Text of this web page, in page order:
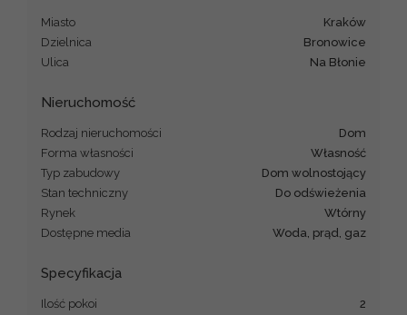
Miasto
Kraków
Dzielnica
Bronowice
Ulica
Na Błonie
Nieruchomość
Rodzaj nieruchomości
dom
Forma własności
Własność
Typ zabudowy
dom wolnostojący
Stan techniczny
do odświeżenia
Rynek
Wtórny
Dostępne media
woda, prąd, gaz
Specyfikacja
Ilość pokoi
2